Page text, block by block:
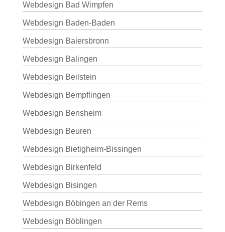
Webdesign Bad Wimpfen
Webdesign Baden-Baden
Webdesign Baiersbronn
Webdesign Balingen
Webdesign Beilstein
Webdesign Bempflingen
Webdesign Bensheim
Webdesign Beuren
Webdesign Bietigheim-Bissingen
Webdesign Birkenfeld
Webdesign Bisingen
Webdesign Böbingen an der Rems
Webdesign Böblingen